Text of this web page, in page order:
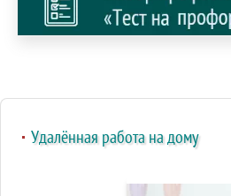
Удалённая работа на дому